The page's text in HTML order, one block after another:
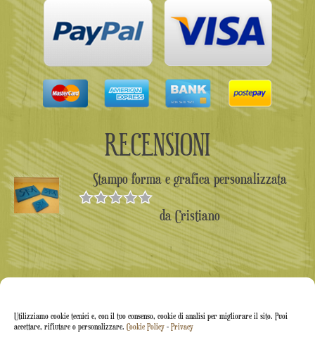
Utilizziamo cookie tecnici e, con il tuo consenso, cookie di analisi per migliorare il sito. Puoi
accettare, rifiutare o personalizzare. Cookie Policy - Privacy
RECENSIONI
Stampo forma e grafica personalizzata
Valutato5
su 5
da Cristiano